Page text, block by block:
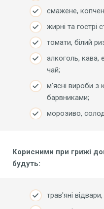
смажене,
жирні та гострі
томати, білий
алкоголь, кава,
чай;
м'ясні вироби з
барвниками;
морозиво,
Корисними при грижі
будуть:
трав'яні